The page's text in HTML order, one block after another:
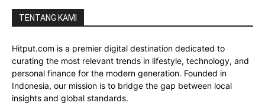
TENTANG KAMI
Hitput.com is a premier digital destination dedicated to
curating the most relevant trends in lifestyle, technology, and
personal finance for the modern generation. Founded in
Indonesia, our mission is to bridge the gap between local
insights and global standards.